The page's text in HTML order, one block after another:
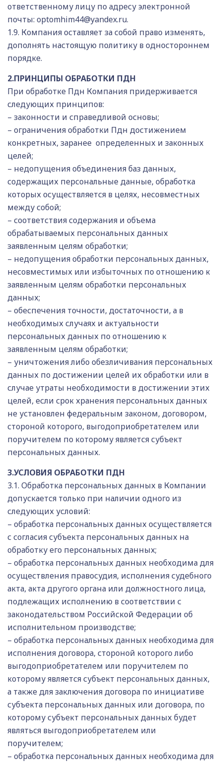
ответственному лицу по адресу электронной
почты: optomhim44@yandex.ru.
1.9. Компания оставляет за собой право изменять,
дополнять настоящую политику в одностороннем
порядке.
2.ПРИНЦИПЫ ОБРАБОТКИ ПДН
При обработке Пдн Компания придерживается
следующих принципов:
– законности и справедливой основы;
– ограничения обработки Пдн достижением
конкретных, заранее определенных и законных
целей;
– недопущения объединения баз данных,
содержащих персональные данные, обработка
которых осуществляется в целях, несовместных
между собой;
– соответствия содержания и объема
обрабатываемых персональных данных
заявленным целям обработки;
– недопущения обработки персональных данных,
несовместимых или избыточных по отношению к
заявленным целям обработки персональных
данных;
– обеспечения точности, достаточности, а в
необходимых случаях и актуальности
персональных данных по отношению к
заявленным целям обработки;
– уничтожения либо обезличивания персональных
данных по достижении целей их обработки или в
случае утраты необходимости в достижении этих
целей, если срок хранения персональных данных
не установлен федеральным законом, договором,
стороной которого, выгодоприобретателем или
поручителем по которому является субъект
персональных данных.
3.УСЛОВИЯ ОБРАБОТКИ ПДН
3.1. Обработка персональных данных в Компании
допускается только при наличии одного из
следующих условий:
– обработка персональных данных осуществляется
с согласия субъекта персональных данных на
обработку его персональных данных;
– обработка персональных данных необходима для
осуществления правосудия, исполнения судебного
акта, акта другого органа или должностного лица,
подлежащих исполнению в соответствии с
законодательством Российской Федерации об
исполнительном производстве;
– обработка персональных данных необходима для
исполнения договора, стороной которого либо
выгодоприобретателем или поручителем по
которому является субъект персональных данных,
а также для заключения договора по инициативе
субъекта персональных данных или договора, по
которому субъект персональных данных будет
являться выгодоприобретателем или
поручителем;
– обработка персональных данных необходима для